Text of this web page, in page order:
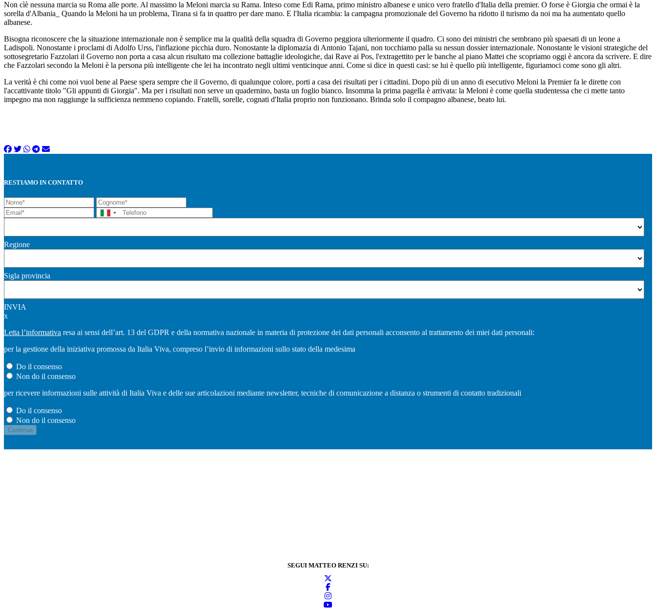
Non cìè nessuna marcia su Roma alle porte. Al massimo la Meloni marcia su Rama. Inteso come Edi Rama, primo ministro albanese e unico vero fratello d'Italia della premier. O forse è Giorgia che ormai è la
sorella d'Albania_ Quando la Meloni ha un problema, Tirana si fa in quattro per dare mano. E l'Italia ricambia: la campagna promozionale del Governo ha ridotto il turismo da noi ma ha aumentato quello
albanese.
Bisogna riconoscere che la situazione internazionale non è semplice ma la qualità della squadra di Governo peggiora ulteriormente il quadro. Ci sono dei ministri che sembrano più spaesati di un leone a
Ladispoli. Nonostante i proclami di Adolfo Urss, l'inflazione picchia duro. Nonostante la diplomazia di Antonio Tajani, non tocchiamo palla su nessun dossier internazionale. Nonostante le visioni strategiche del
sottosegretario Fazzolari il Governo non porta a casa alcun risultato ma collezione battaglie ideologiche, dai Rave ai Pos, l'extragettito per le banche al piano Mattei che scopriamo oggi è ancora da scrivere. E dire
che Fazzolari secondo la Meloni è la persona più intelligente che lei ha incontrato negli ultimi venticinque anni. Come si dice in questi casi: se lui è quello più intelligente, figuriamoci come sono gli altri.
La verità è chi come noi vuol bene al Paese spera sempre che il Governo, di qualunque colore, porti a casa dei risultati per i cittadini. Dopo più di un anno di esecutivo Meloni la Premier fa le dirette con
l'accattivante titolo "Gli appunti di Giorgia". Ma per i risultati non serve un quadernino, basta un foglio bianco. Insomma la prima pagella è arrivata: la Meloni è come quella studentessa che ci mette tanto
impegno ma non raggiunge la sufficienza nemmeno copiando. Fratelli, sorelle, cognati d'Italia proprio non funzionano. Brinda solo il compagno albanese, beato lui.
RESTIAMO IN CONTATTO
Regione
Sigla provincia
INVIA
x
Letta l’informativa resa ai sensi dell’art. 13 del GDPR e della normativa nazionale in materia di protezione dei dati personali acconsento al trattamento dei miei dati personali:
per la gestione della iniziativa promossa da Italia Viva, compreso l’invio di informazioni sullo stato della medesima
Do il consenso
Non do il consenso
per ricevere informazioni sulle attività di Italia Viva e delle sue articolazioni mediante newsletter, tecniche di comunicazione a distanza o strumenti di contatto tradizionali
Do il consenso
Non do il consenso
SEGUI MATTEO RENZI SU: